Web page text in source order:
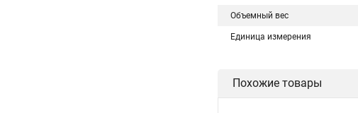
Объемный вес
Единица измерения
Похожие товары